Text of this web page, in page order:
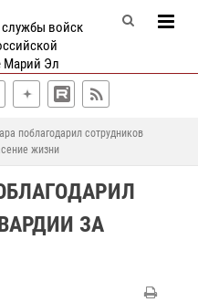
войск
Марий Эл
поблагодарил сотрудников
жизни
ЗА